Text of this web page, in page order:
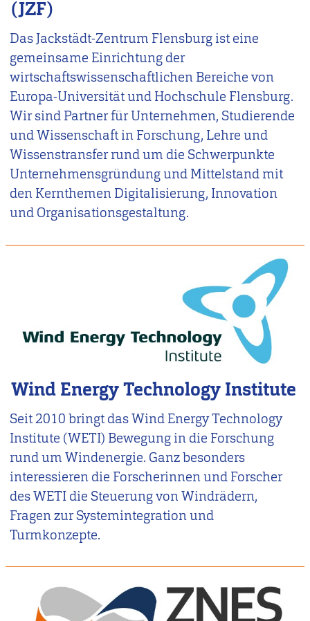
(JZF)
Das Jackstädt-Zentrum Flensburg ist eine
gemeinsame Einrichtung der
wirtschaftswissenschaftlichen Bereiche von
Europa-Universität und Hochschule Flensburg.
Wir sind Partner für Unternehmen, Studierende
und Wissenschaft in Forschung, Lehre und
Wissenstransfer rund um die Schwerpunkte
Unternehmensgründung und Mittelstand mit
den Kernthemen Digitalisierung, Innovation
und Organisationsgestaltung.
Wind Energy Technology Institute
Seit 2010 bringt das Wind Energy Technology
Institute (WETI) Bewegung in die Forschung
rund um Windenergie. Ganz besonders
interessieren die Forscherinnen und Forscher
des WETI die Steuerung von Windrädern,
Fragen zur Systemintegration und
Turmkonzepte.